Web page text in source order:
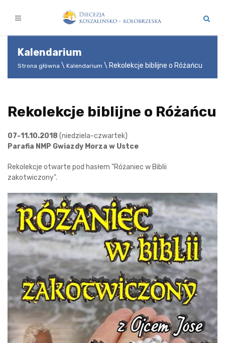
Kalendarium
Strona główna Kalendarium Rekolekcje biblijne o Różańcu
Rekolekcje biblijne o Różańcu
07-11.10.2018 (niedziela-czwartek)
Parafia NMP Gwiazdy Morza w Ustce
Rekolekcje otwarte pod hasłem "Różaniec w Biblii
zakotwiczony".